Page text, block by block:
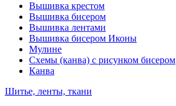
Вышивка крестом
Вышивка бисером
Вышивка лентами
Вышивка бисером Иконы
Мулине
Схемы (канва) с рисунком бисером
Канва
Шитье, ленты, ткани